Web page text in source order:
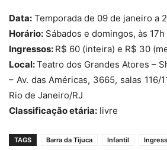
Data: Temporada de 09 de janeiro a
Horário: Sábados e domingos, às 17h
Ingressos: R$ 60 (inteira) e R$ 30
Local:Teatro dos Grandes Atores –
– Av. das Américas, 3665, salas 116/
Rio de Janeiro/RJ
Classificação etária: livre
TAGS Barra da Tijuca Infantil